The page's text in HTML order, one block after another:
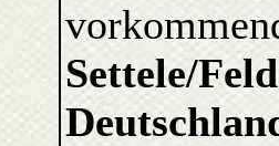
Settele/